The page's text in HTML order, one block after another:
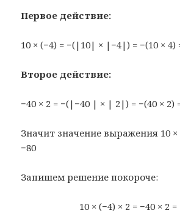
Первое действие:
10 × (−4) = −(|10| × |−4|) = −(10 × 4)
Второе действие:
−40 × 2 = −(|−40 | × | 2|) = −(40 × 2)
Значит значение выражения 10 ×
−80
Запишем решение покороче:
10 × (−4) × 2 = −40 × 2 =